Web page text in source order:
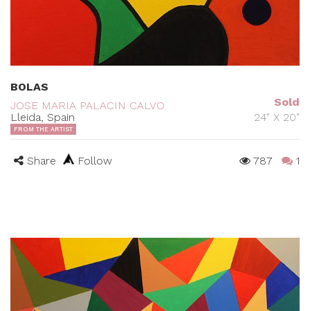
BOLAS
JOSE MARIA PALACIN CALVO
Lleida, Spain
Sold
24" X 20"
FROM THE ARTIST
Share Follow 787 1